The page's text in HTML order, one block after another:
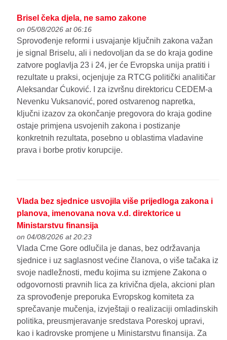
Brisel čeka djela, ne samo zakone
on 05/08/2026 at 06:16
Sprovođenje reformi i usvajanje ključnih zakona važan
je signal Briselu, ali i nedovoljan da se do kraja godine
zatvore poglavlja 23 i 24, jer će Evropska unija pratiti i
rezultate u praksi, ocjenjuje za RTCG politički analitičar
Aleksandar Ćuković. I za izvršnu direktoricu CEDEM-a
Nevenku Vuksanović, pored ostvarenog napretka,
ključni izazov za okončanje pregovora do kraja godine
ostaje primjena usvojenih zakona i postizanje
konkretnih rezultata, posebno u oblastima vladavine
prava i borbe protiv korupcije.
Vlada bez sjednice usvojila više prijedloga zakona i
planova, imenovana nova v.d. direktorice u
Ministarstvu finansija
on 04/08/2026 at 20:23
Vlada Crne Gore odlučila je danas, bez održavanja
sjednice i uz saglasnost većine članova, o više tačaka iz
svoje nadležnosti, među kojima su izmjene Zakona o
odgovornosti pravnih lica za krivična djela, akcioni plan
za sprovođenje preporuka Evropskog komiteta za
sprečavanje mučenja, izvještaji o realizaciji omladinskih
politika, preusmjeravanje sredstava Poreskoj upravi,
kao i kadrovske promjene u Ministarstvu finansija. Za